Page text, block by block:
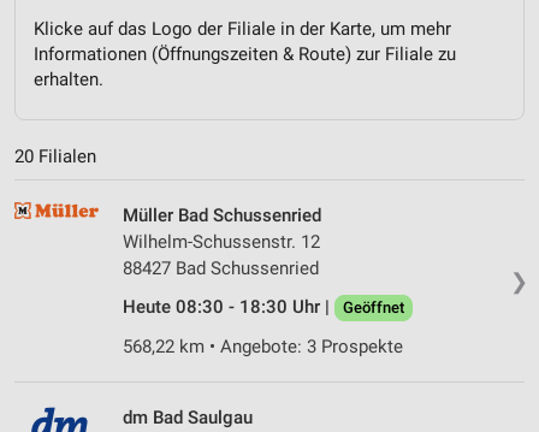
Klicke auf das Logo der Filiale in der Karte, um mehr
Informationen (Öffnungszeiten & Route) zur Filiale zu
erhalten.
20 Filialen
❯
Müller Bad Schussenried
Wilhelm-Schussenstr. 12
88427 Bad Schussenried
Heute 08:30 - 18:30 Uhr |
Geöffnet
568,22 km • Angebote: 3 Prospekte
dm Bad Saulgau